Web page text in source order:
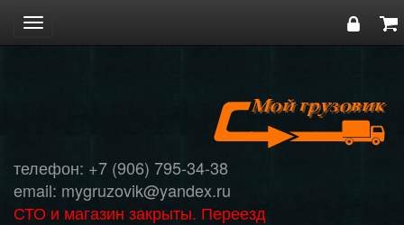
Toggle
navigation
телефон: +7 (906) 795-34-38
email: mygruzovik@yandex.ru
СТО и магазин закрыты. Переезд